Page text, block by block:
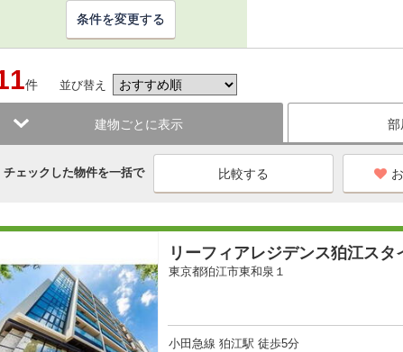
条件を変更する
件 並び替え
建物ごとに表示 部
チェックした物件を一括で
リーフィアレジデンス狛江スタ
東京都狛江市東和泉１
小田急線 狛江駅 徒歩5分